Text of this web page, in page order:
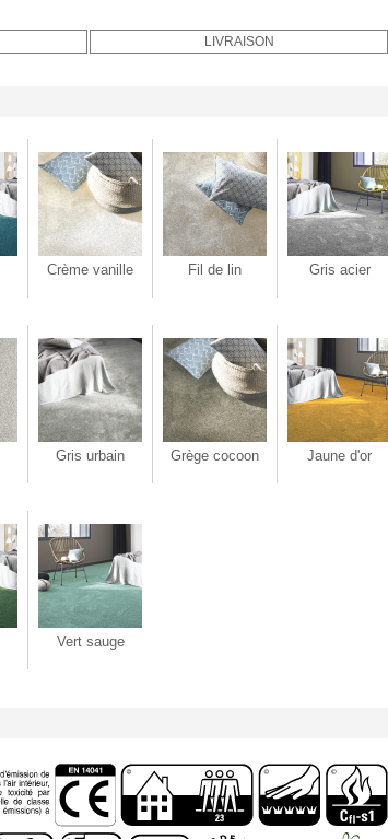
LIVRAISON
Crème vanille Fil de lin Gris acier
Gris urbain Grège cocoon Jaune d'or
Vert sauge